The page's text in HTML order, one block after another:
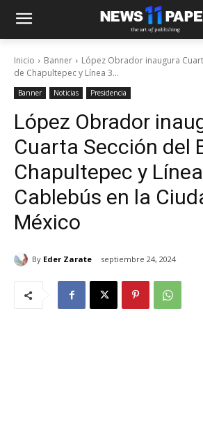
Inicio Banner
López Obrador inaugura
de Chapultepec y Línea 3...
Banner Noticias Presidencia
López Obrador
Cuarta Sección del
Chapultepec y
Cablebús en la
México
By Eder Zarate septiembre 24, 2024